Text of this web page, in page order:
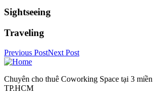
Sightseeing
Traveling
Previous PostNext Post
Chuyên cho thuê Coworking Space tại 3
TP.HCM